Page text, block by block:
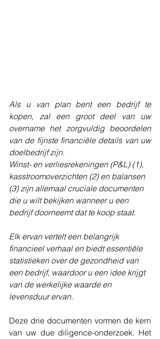
Als u van plan bent een bedrijf te
kopen, zal een groot deel van uw
overname het zorgvuldig beoordelen
van de fijnste financiële details van uw
doelbedrijf zijn.
Winst- en verliesrekeningen (P&L) (1),
kasstroomoverzichten (2) en balansen
(3) zijn allemaal cruciale documenten
die u wilt bekijken wanneer u een
bedrijf doorneemt dat te koop staat.
Elk ervan vertelt een belangrijk
financieel verhaal en biedt essentiële
statistieken over de gezondheid van
een bedrijf, waardoor u een idee krijgt
van de werkelijke waarde en
levensduur ervan.
Deze drie documenten vormen de kern